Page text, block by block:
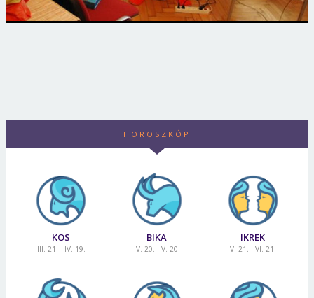
HOROSZKÓP
KOS
III. 21. - IV. 19.
BIKA
IV. 20. - V. 20.
IKREK
V. 21. - VI. 21.